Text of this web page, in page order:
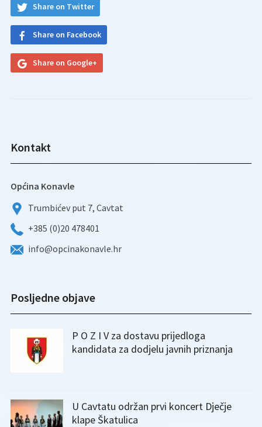
Share on Twitter
Share on Facebook
Share on Google+
Kontakt
Općina Konavle
Trumbićev put 7, Cavtat
+385 (0)20 478401
info@opcinakonavle.hr
Posljedne objave
P O Z I V za dostavu prijedloga
kandidata za dodjelu javnih priznanja
U Cavtatu održan prvi koncert Dječje
klape Škatulica